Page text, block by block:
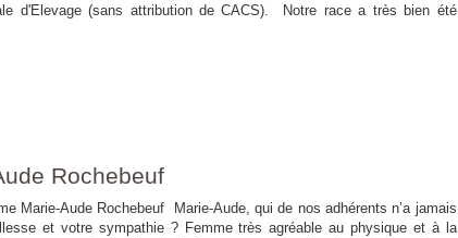
d'Elevage (sans attribution de CACS). Notre race a très bien été
Rochebeuf
Rochebeuf Marie-Aude, qui de nos adhérents n’a jamais
et votre sympathie ? Femme très agréable au physique et à la